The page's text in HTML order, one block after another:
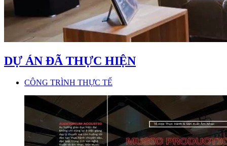
DỰ ÁN ĐÃ THỰC HIỆN
CÔNG TRÌNH THỰC TẾ